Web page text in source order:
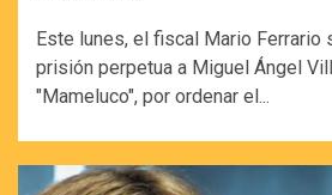
Este lunes, el fiscal Mario Ferrario
prisión perpetua a Miguel Ángel
"Mameluco", por ordenar el...